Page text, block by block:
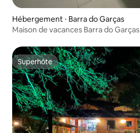
Hébergement ⋅ Barra do Garças
Maison de vacances Barra do Garças
Superhôte
Superhôte